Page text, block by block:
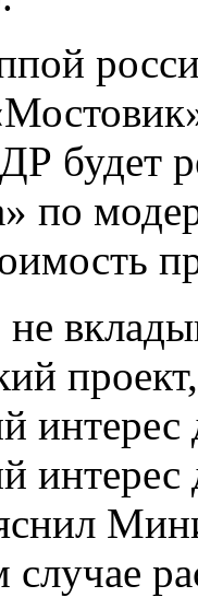
будет
по
интерес
случае